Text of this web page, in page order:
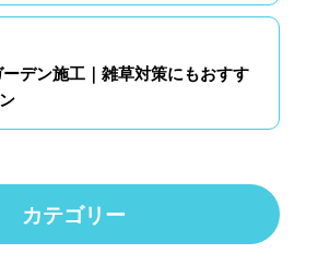
デン施工｜雑草対策にもおすす
カテゴリー